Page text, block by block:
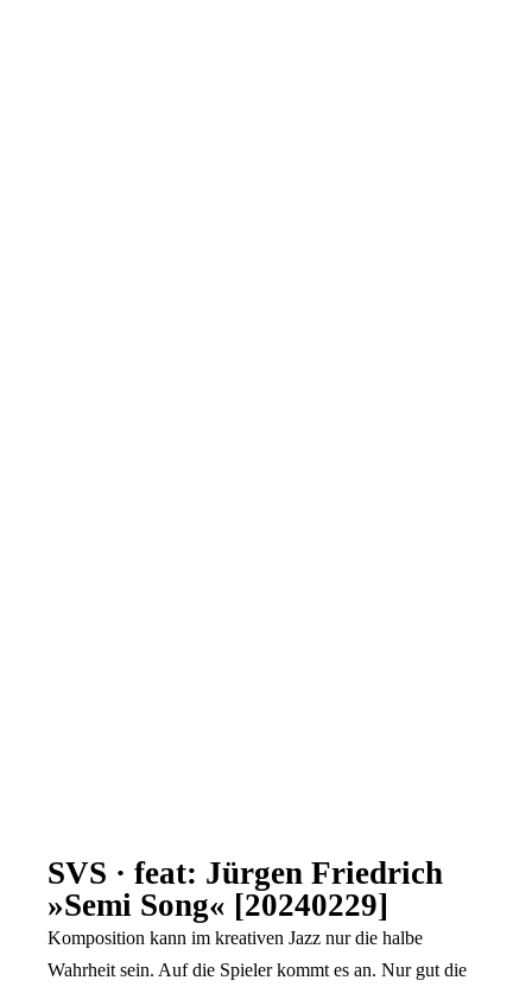
SVS · feat: Jürgen Friedrich
»Semi Song« [20240229]
Komposition kann im kreativen Jazz nur die halbe
Wahrheit sein. Auf die Spieler kommt es an. Nur gut die